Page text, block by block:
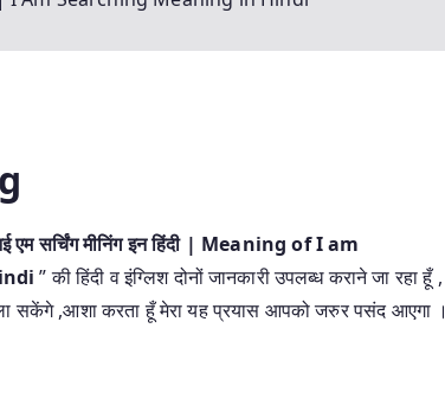
एम सर्चिंग मीनिंग इन हिंदी | Meaning of I am
” की हिंदी व इंग्लिश दोनों जानकारी उपलब्ध कराने जा रहा हूँ ,
ला सकेंगे ,आशा करता हूँ मेरा यह प्रयास आपको जरुर पसंद आएगा ।